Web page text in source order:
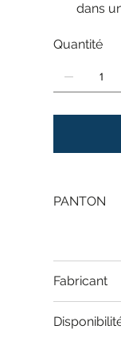
dans
Quantité
PANTON
Fabricant